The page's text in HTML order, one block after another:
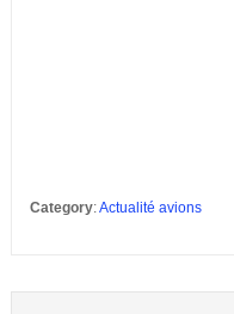
Category:Actualité avions